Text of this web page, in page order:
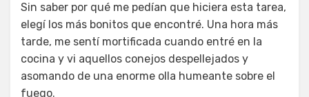
Sin saber por qué me pedían que hiciera esta tarea,
elegí los más bonitos que encontré. Una hora más
tarde, me sentí mortificada cuando entré en la
cocina y vi aquellos conejos despellejados y
asomando de una enorme olla humeante sobre el
fuego.